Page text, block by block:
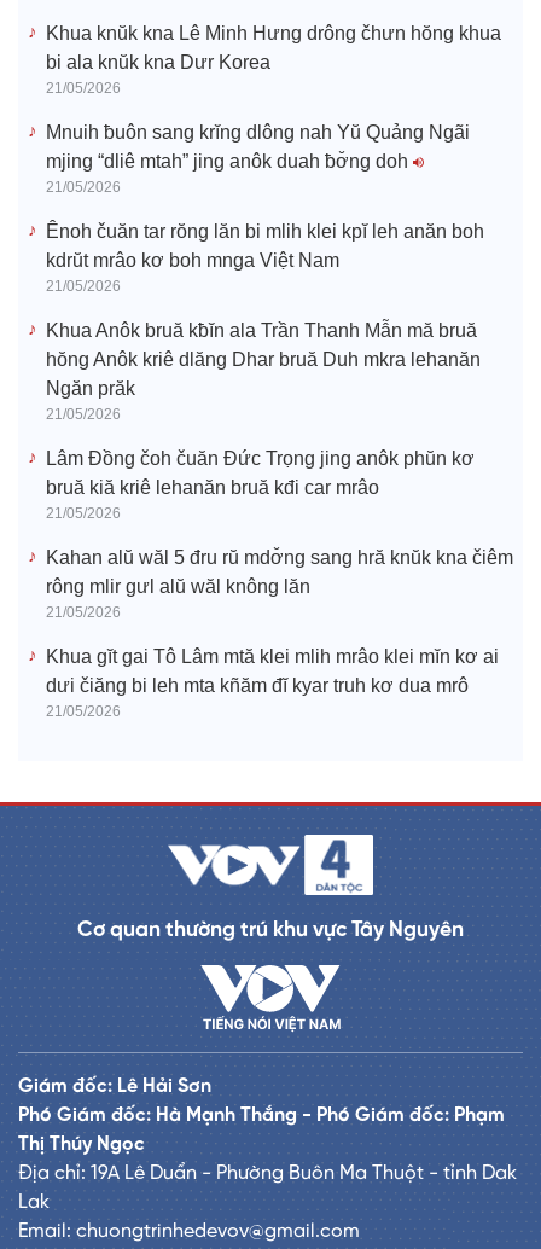
Khua knŭk kna Lê Minh Hưng drông čhưn hŏng khua
bi ala knŭk kna Dưr Korea
21/05/2026
Mnuih ƀuôn sang krĭng dlông nah Yŭ Quảng Ngãi
mjing “dliê mtah” jing anôk duah ƀơ̆ng doh
21/05/2026
Ênoh čuăn tar rŏng lăn bi mlih klei kpĭ leh anăn boh
kdrŭt mrâo kơ boh mnga Việt Nam
21/05/2026
Khua Anôk bruă kƀĭn ala Trần Thanh Mẫn mă bruă
hŏng Anôk kriê dlăng Dhar bruă Duh mkra lehanăn
Ngăn prăk
21/05/2026
Lâm Đồng čoh čuăn Đức Trọng jing anôk phŭn kơ
bruă kiă kriê lehanăn bruă kđi car mrâo
21/05/2026
Kahan alŭ wăl 5 đru rŭ mdơ̆ng sang hră knŭk kna čiêm
rông mlir gưl alŭ wăl knông lăn
21/05/2026
Khua gĭt gai Tô Lâm mtă klei mlih mrâo klei mĭn kơ ai
dưi čiăng bi leh mta kñăm đĭ kyar truh kơ dua mrô
21/05/2026
Cơ quan thường trú khu vực Tây Nguyên
Giám đốc: Lê Hải Sơn
Phó Giám đốc: Hà Mạnh Thắng - Phó Giám đốc: Phạm
Thị Thúy Ngọc
Địa chỉ: 19A Lê Duẩn - Phường Buôn Ma Thuột - tỉnh Dak
Lak
Email: chuongtrinhedevov@gmail.com